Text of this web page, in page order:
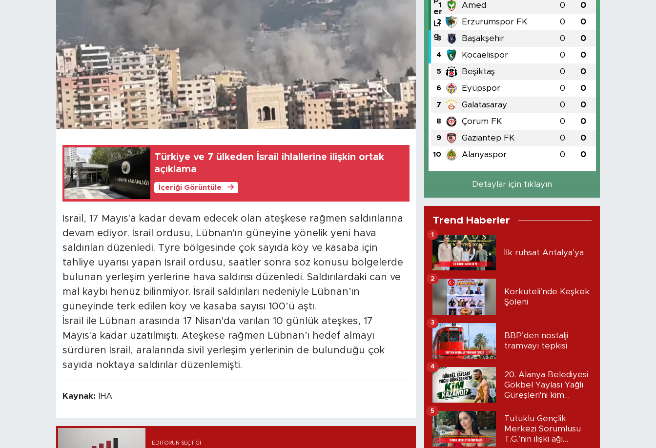
Türkiye ve 7 ülkeden İsrail ihlallerine ilişkin ortak
açıklama
İçeriği Görüntüle
İsrail, 17 Mayıs'a kadar devam edecek olan ateşkese rağmen saldırılarına
devam ediyor. İsrail ordusu, Lübnan'ın güneyine yönelik yeni hava
saldırıları düzenledi. Tyre bölgesinde çok sayıda köy ve kasaba için
tahliye uyarısı yapan İsrail ordusu, saatler sonra söz konusu bölgelerde
bulunan yerleşim yerlerine hava saldırısı düzenledi. Saldırılardaki can ve
mal kaybı henüz bilinmiyor. İsrail saldırıları nedeniyle Lübnan’ın
güneyinde terk edilen köy ve kasaba sayısı 100’ü aştı.
İsrail ile Lübnan arasında 17 Nisan'da varılan 10 günlük ateşkes, 17
Mayıs'a kadar uzatılmıştı. Ateşkese rağmen Lübnan’ı hedef almayı
sürdüren İsrail, aralarında sivil yerleşim yerlerinin de bulunduğu çok
sayıda noktaya saldırılar düzenlemişti.
Kaynak: İHA
EDITÖRÜN SEÇTIĞI
1 Amed 0 0
2 Erzurumspor FK 0 0
3 Başakşehir 0 0
4 Kocaelispor 0 0
5 Beşiktaş 0 0
6 Eyüpspor 0 0
7 Galatasaray 0 0
8 Çorum FK 0 0
9 Gaziantep FK 0 0
10 Alanyaspor 0 0
Detaylar için tıklayın
Trend Haberler
İlk ruhsat Antalya’ya
1
Korkuteli’nde Keşkek
Şöleni
2
BBP’den nostalji
tramvayı tepkisi
3
20. Alanya Belediyesi
Gökbel Yaylası Yağlı
Güreşleri'ni kim
4
Tutuklu Gençlik
Merkezi Sorumlusu
T.G.’nin ilişki ağı
5
Turizm